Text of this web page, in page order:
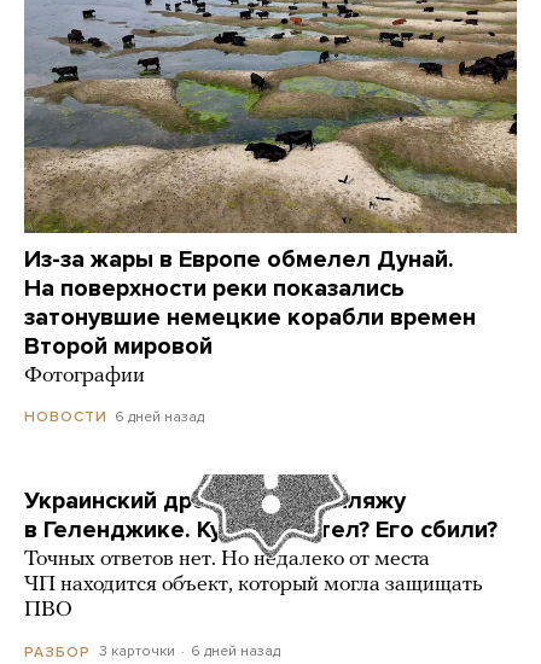
Из-за жары в Европе обмелел Дунай.
На поверхности реки показались
затонувшие немецкие корабли времен
Второй мировой
Фотографии
НОВОСТИ 6 дней назад
Украинский дрон попал по пляжу
в Геленджике. Куда он летел? Его сбили?
Точных ответов нет. Но недалеко от места
ЧП находится объект, который могла защищать
ПВО
РАЗБОР 3 карточки 6 дней назад